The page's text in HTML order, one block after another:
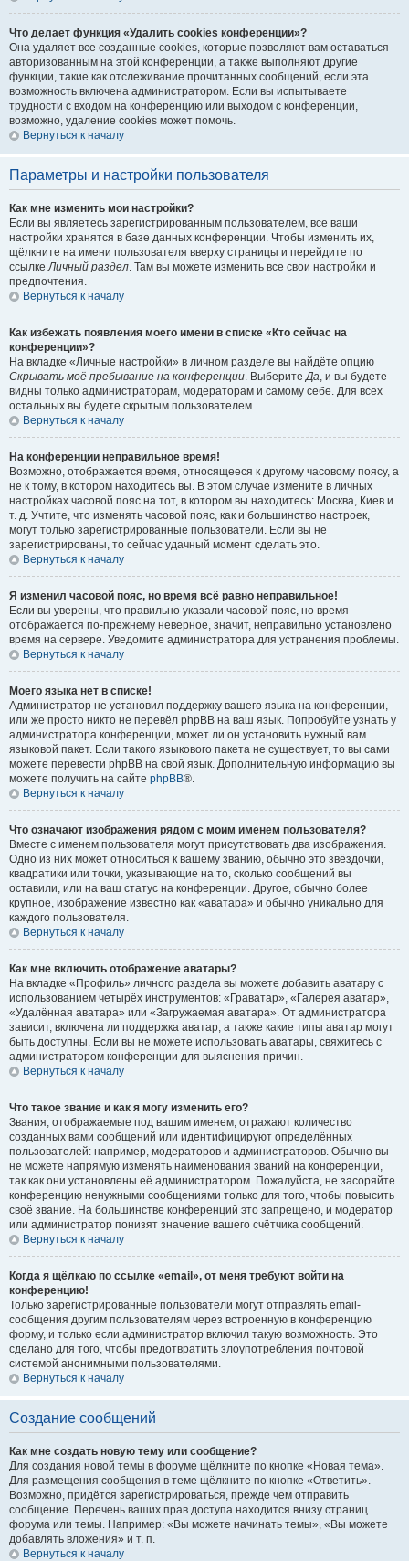
Что делает функция «Удалить cookies конференции»?
Она удаляет все созданные cookies, которые позволяют вам оставаться
авторизованным на этой конференции, а также выполняют другие
функции, такие как отслеживание прочитанных сообщений, если эта
возможность включена администратором. Если вы испытываете
трудности с входом на конференцию или выходом с конференции,
возможно, удаление cookies может помочь.
Вернуться к началу
Параметры и настройки пользователя
Как мне изменить мои настройки?
Если вы являетесь зарегистрированным пользователем, все ваши
настройки хранятся в базе данных конференции. Чтобы изменить их,
щёлкните на имени пользователя вверху страницы и перейдите по
ссылкеЛичный раздел. Там вы можете изменить все свои настройки и
предпочтения.
Вернуться к началу
Как избежать появления моего имени в списке «Кто сейчас на
конференции»?
На вкладке «Личные настройки» в личном разделе вы найдёте опцию
Скрывать моё пребывание на конференции. ВыберитеДа, и вы будете
видны только администраторам, модераторам и самому себе. Для всех
остальных вы будете скрытым пользователем.
Вернуться к началу
На конференции неправильное время!
Возможно, отображается время, относящееся к другому часовому поясу, а
не к тому, в котором находитесь вы. В этом случае измените в личных
настройках часовой пояс на тот, в котором вы находитесь: Москва, Киев и
т. д. Учтите, что изменять часовой пояс, как и большинство настроек,
могут только зарегистрированные пользователи. Если вы не
зарегистрированы, то сейчас удачный момент сделать это.
Вернуться к началу
Я изменил часовой пояс, но время всё равно неправильное!
Если вы уверены, что правильно указали часовой пояс, но время
отображается по-прежнему неверное, значит, неправильно установлено
время на сервере. Уведомите администратора для устранения проблемы.
Вернуться к началу
Моего языка нет в списке!
Администратор не установил поддержку вашего языка на конференции,
или же просто никто не перевёл phpBB на ваш язык. Попробуйте узнать у
администратора конференции, может ли он установить нужный вам
языковой пакет. Если такого языкового пакета не существует, то вы сами
можете перевести phpBB на свой язык. Дополнительную информацию вы
можете получить на сайте phpBB®.
Вернуться к началу
Что означают изображения рядом с моим именем пользователя?
Вместе с именем пользователя могут присутствовать два изображения.
Одно из них может относиться к вашему званию, обычно это звёздочки,
квадратики или точки, указывающие на то, сколько сообщений вы
оставили, или на ваш статус на конференции. Другое, обычно более
крупное, изображение известно как «аватара» и обычно уникально для
каждого пользователя.
Вернуться к началу
Как мне включить отображение аватары?
На вкладке «Профиль» личного раздела вы можете добавить аватару с
использованием четырёх инструментов: «Граватар», «Галерея аватар»,
«Удалённая аватара» или «Загружаемая аватара». От администратора
зависит, включена ли поддержка аватар, а также какие типы аватар могут
быть доступны. Если вы не можете использовать аватары, свяжитесь с
администратором конференции для выяснения причин.
Вернуться к началу
Что такое звание и как я могу изменить его?
Звания, отображаемые под вашим именем, отражают количество
созданных вами сообщений или идентифицируют определённых
пользователей: например, модераторов и администраторов. Обычно вы
не можете напрямую изменять наименования званий на конференции,
так как они установлены её администратором. Пожалуйста, не засоряйте
конференцию ненужными сообщениями только для того, чтобы повысить
своё звание. На большинстве конференций это запрещено, и модератор
или администратор понизят значение вашего счётчика сообщений.
Вернуться к началу
Когда я щёлкаю по ссылке «email», от меня требуют войти на
конференцию!
Только зарегистрированные пользователи могут отправлять email-
сообщения другим пользователям через встроенную в конференцию
форму, и только если администратор включил такую возможность. Это
сделано для того, чтобы предотвратить злоупотребления почтовой
системой анонимными пользователями.
Вернуться к началу
Создание сообщений
Как мне создать новую тему или сообщение?
Для создания новой темы в форуме щёлкните по кнопке «Новая тема».
Для размещения сообщения в теме щёлкните по кнопке «Ответить».
Возможно, придётся зарегистрироваться, прежде чем отправить
сообщение. Перечень ваших прав доступа находится внизу страниц
форума или темы. Например: «Вы можете начинать темы», «Вы можете
добавлять вложения» и т. п.
Вернуться к началу